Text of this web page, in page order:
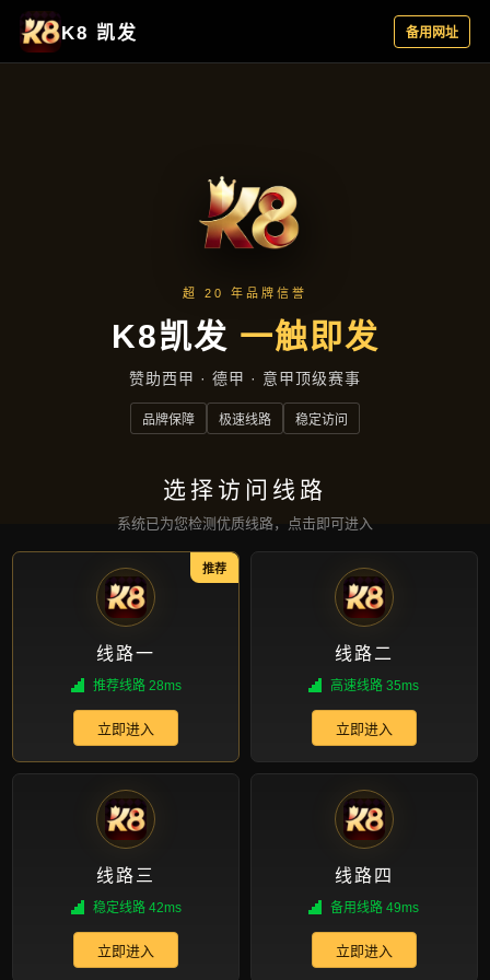
产品展示
首页 产品展示